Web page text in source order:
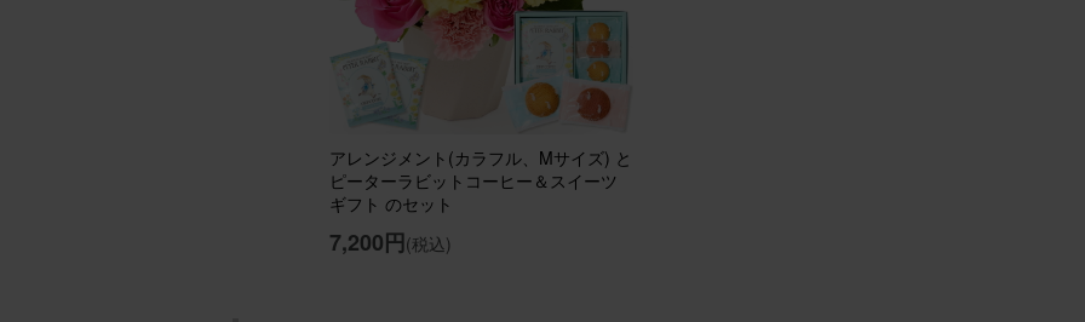
アレンジメント(ピンク) Sサイズ
用途：
自宅用
アレンジメント(カラフル、Mサイズ) と
ピーターラビットコーヒー＆スイーツ
ギフト のセット
7,200円(税込)